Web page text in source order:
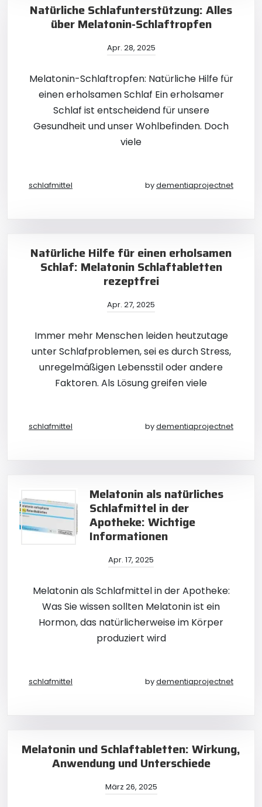
Natürliche Schlafunterstützung: Alles
über Melatonin-Schlaftropfen
Apr. 28, 2025
Melatonin-Schlaftropfen: Natürliche Hilfe für
einen erholsamen Schlaf Ein erholsamer
Schlaf ist entscheidend für unsere
Gesundheit und unser Wohlbefinden. Doch
viele
schlafmittel bydementiaprojectnet
Natürliche Hilfe für einen erholsamen
Schlaf: Melatonin Schlaftabletten
rezeptfrei
Apr. 27, 2025
Immer mehr Menschen leiden heutzutage
unter Schlafproblemen, sei es durch Stress,
unregelmäßigen Lebensstil oder andere
Faktoren. Als Lösung greifen viele
schlafmittel bydementiaprojectnet
Melatonin als natürliches
Schlafmittel in der
Apotheke: Wichtige
Informationen
Apr. 17, 2025
Melatonin als Schlafmittel in der Apotheke:
Was Sie wissen sollten Melatonin ist ein
Hormon, das natürlicherweise im Körper
produziert wird
schlafmittel bydementiaprojectnet
Melatonin und Schlaftabletten: Wirkung,
Anwendung und Unterschiede
März 26, 2025